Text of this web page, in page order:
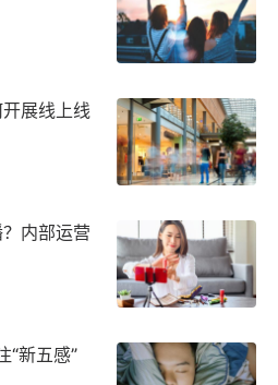
展线上线
内部运营
“新五感”